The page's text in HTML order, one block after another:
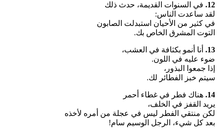
12. في السنوات القديمة، حدث ذلك
لقد ساعدت الناس:
في كثير من الأحيان استبدلت الصابون
التوت المشرق الخاص بك.
13.
أنا أنمو بكثافة في العشب،
ضوء عليه في اللون.
إذا جمعوا البذور،
سيتم خبز الفطائر لك.
14. هناك فطر في غطاء أحمر
يريد القفز في الخلف،
لكن منتقي الفطر ليس في عجلة من أمره لأخذه
بعد كل شيء، الرجل الوسيم سام!